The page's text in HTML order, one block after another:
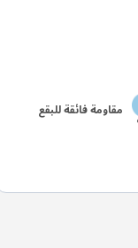
مقاومة فائقة للبقع